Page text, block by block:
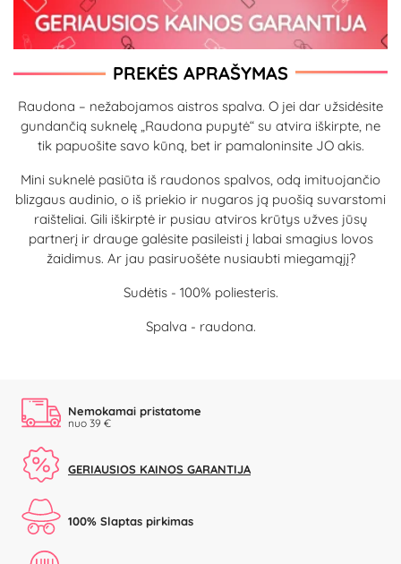
PREKĖS APRAŠYMAS
Raudona – nežabojamos aistros spalva. O jei dar užsidėsite
gundančią suknelę „Raudona pupytė“ su atvira iškirpte, ne
tik papuošite savo kūną, bet ir pamaloninsite JO akis.
Mini suknelė pasiūta iš raudonos spalvos, odą imituojančio
blizgaus audinio, o iš priekio ir nugaros ją puošią suvarstomi
raišteliai. Gili iškirptė ir pusiau atviros krūtys užves jūsų
partnerį ir drauge galėsite pasileisti į labai smagius lovos
žaidimus. Ar jau pasiruošėte nusiaubti miegamąjį?
Sudėtis - 100% poliesteris.
Spalva - raudona.
Nemokamai pristatome
nuo 39 €
GERIAUSIOS KAINOS GARANTIJA
100% Slaptas pirkimas